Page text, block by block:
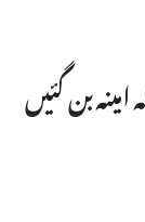
بن گئیں